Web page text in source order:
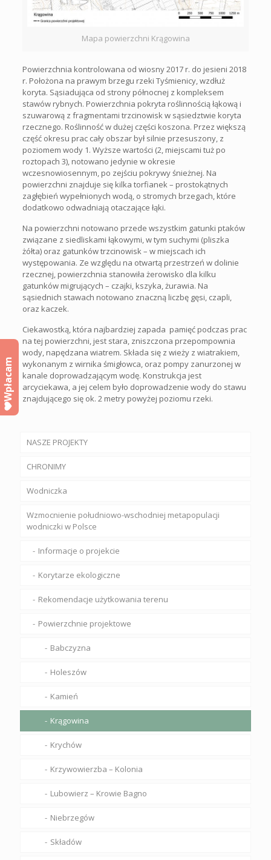
Mapa powierzchni Krągowina
Powierzchnia kontrolowana od wiosny 2017 r. do jesieni 2018
r. Położona na prawym brzegu rzeki Tyśmienicy, wzdłuż
koryta. Sąsiadująca od strony północnej z kompleksem
stawów rybnych. Powierzchnia pokryta roślinnością łąkową i
szuwarową z fragmentami trzcinowisk w sąsiedztwie koryta
rzecznego. Roślinność w dużej części koszona. Przez większą
część okresu prac cały obszar był silnie przesuszony, z
poziomem wody 1. Wyższe wartości (2, miejscami tuż po
roztopach 3), notowano jedynie w okresie
wczesnowiosennym, po zejściu pokrywy śnieżnej. Na
powierzchni znajduje się kilka torfianek – prostokątnych
zagłębień wypełnionych wodą, o stromych brzegach, które
dodatkowo odwadniają otaczające łąki.
Na powierzchni notowano przede wszystkim gatunki ptaków
związane z siedliskami łąkowymi, w tym suchymi (pliszka
żółta) oraz gatunków trzcinowisk – w miejscach ich
występowania. Ze względu na otwartą przestrzeń w dolinie
rzecznej, powierzchnia stanowiła żerowisko dla kilku
gatunków migrujących – czajki, kszyka, żurawia. Na
sąsiednich stawach notowano znaczną liczbę gęsi, czapli,
oraz kaczek.
Ciekawostką, która najbardziej zapada pamięć podczas prac
na tej powierzchni, jest stara, zniszczona przepompownia
wody, napędzana wiatrem. Składa się z wieży z wiatrakiem,
wykonanym z wirnika śmigłowca, oraz pompy zanurzonej w
kanale doprowadzającym wodę. Konstrukcja jest
arcyciekawa, a jej celem było doprowadzenie wody do stawu
znajdującego się ok. 2 metry powyżej poziomu rzeki.
NASZE PROJEKTY
CHRONIMY
Wodniczka
Wzmocnienie południowo-wschodniej metapopulacji
wodniczki w Polsce
Informacje o projekcie
Korytarze ekologiczne
Rekomendacje użytkowania terenu
Powierzchnie projektowe
Babczyzna
Holeszów
Kamień
Krągowina
Krychów
Krzywowierzba – Kolonia
Lubowierz – Krowie Bagno
Niebrzegów
Składów
Wpłacam